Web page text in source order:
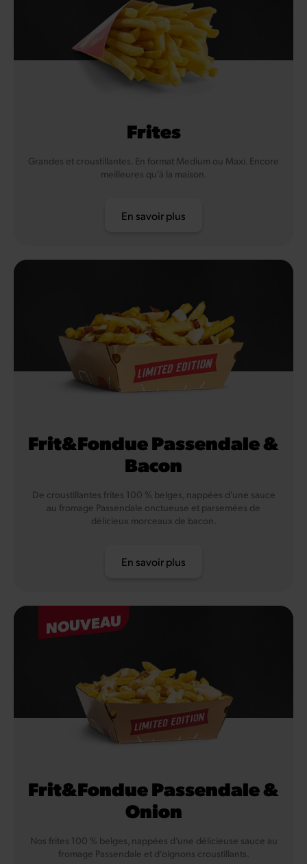
Frites
Grandes et croustillantes. En format Medium ou Maxi. Encore
meilleures qu’à la maison.
En savoir plus
Frit&Fondue Passendale &
Bacon
De croustillantes frites 100 % belges, nappées d'une sauce
au fromage Passendale onctueuse et parsemées de
délicieux morceaux de bacon.
En savoir plus
NOUVEAU
Frit&Fondue Passendale &
Onion
Nos frites 100 % belges, nappées d’une délicieuse sauce au
fromage Passendale et d’oignons croustillants.